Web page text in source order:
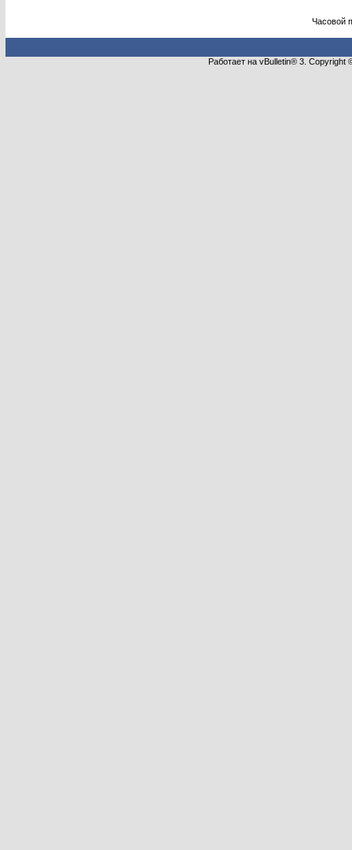
Часовой
Работает на vBulletin® 3.